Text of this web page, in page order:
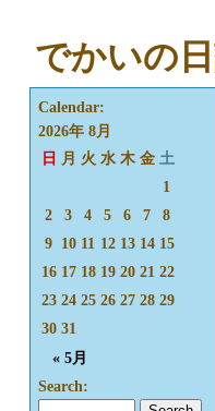
でかいの
Calendar:
2026年 8月
日
月 火 水 木 金 土
« 5月
1
2
3 4 5 6 7
8
9 10 11 12 13 14 15
16 17 18 19 20 21 22
23 24 25 26 27 28 29
30 31
Search: